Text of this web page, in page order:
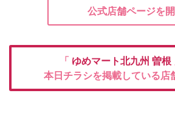
公式店舗ページを開
「 ゆめマート北九州 曽根
本日チラシを掲載している店